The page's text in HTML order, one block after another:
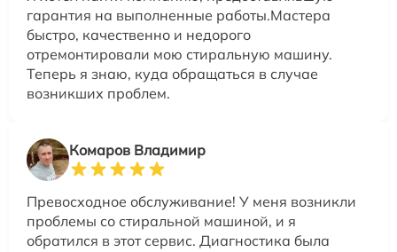
гарантия на выполненные работы.Мастера
быстро, качественно и недорого
отремонтировали мою стиральную машину.
Теперь я знаю, куда обращаться в случае
возникших проблем.
Комаров Владимир
Превосходное обслуживание! У меня возникли
проблемы со стиральной машиной, и я
обратился в этот сервис. Диагностика была